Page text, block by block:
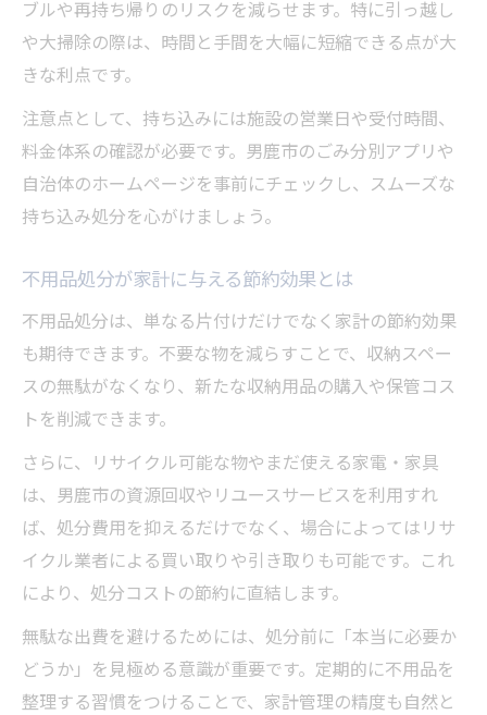
ブルや再持ち帰りのリスクを減らせます。特に引っ越し
や大掃除の際は、時間と手間を大幅に短縮できる点が大
きな利点です。
注意点として、持ち込みには施設の営業日や受付時間、
料金体系の確認が必要です。男鹿市のごみ分別アプリや
自治体のホームページを事前にチェックし、スムーズな
持ち込み処分を心がけましょう。
不用品処分が家計に与える節約効果とは
不用品処分は、単なる片付けだけでなく家計の節約効果
も期待できます。不要な物を減らすことで、収納スペー
スの無駄がなくなり、新たな収納用品の購入や保管コス
トを削減できます。
さらに、リサイクル可能な物やまだ使える家電・家具
は、男鹿市の資源回収やリユースサービスを利用すれ
ば、処分費用を抑えるだけでなく、場合によってはリサ
イクル業者による買い取りや引き取りも可能です。これ
により、処分コストの節約に直結します。
無駄な出費を避けるためには、処分前に「本当に必要か
どうか」を見極める意識が重要です。定期的に不用品を
整理する習慣をつけることで、家計管理の精度も自然と